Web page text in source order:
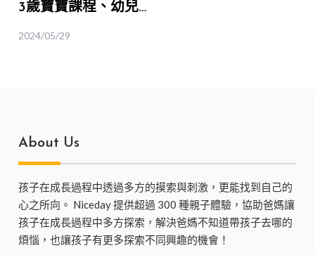
3歲寶寶課程、幼兒
推薦體驗｜五感體
2024/05/29
About Us
孩子在成長過程中透過多方的摸索與刺激，更能找到自己的
心之所向。 Niceday 提供超過 300 種親子體驗，協助爸媽讓
孩子在成長過程中多方探索，解決爸媽不知道帶孩子去哪的
煩惱，也讓孩子有更多探索不同興趣的機會！